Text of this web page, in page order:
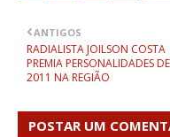
ANTIGOS
RADIALISTA JOILSON COSTA
PREMIA PERSONALIDADES DE
2011 NA REGIÃO
POSTAR UM